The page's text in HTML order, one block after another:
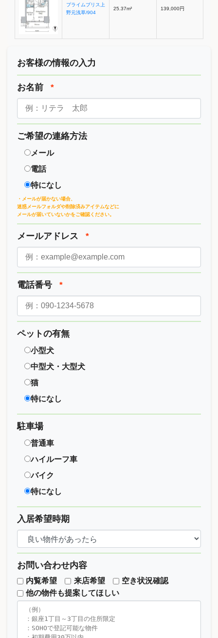
プライムブリス上
野元浅草/904
25.37m² 139,000円
お客様の情報の入力
お名前 *
ご希望の連絡方法
メール
電話
特になし
・メールが届かない場合、
迷惑メールフォルダや削除済みアイテムなどに
メールが届いていないかをご確認ください。
メールアドレス *
電話番号 *
ペットの有無
小型犬
中型犬・大型犬
猫
特になし
駐車場
普通車
ハイルーフ車
バイク
特になし
入居希望時期
お問い合わせ内容
内覧希望 来店希望
空き状況確認
他の物件も提案してほしい